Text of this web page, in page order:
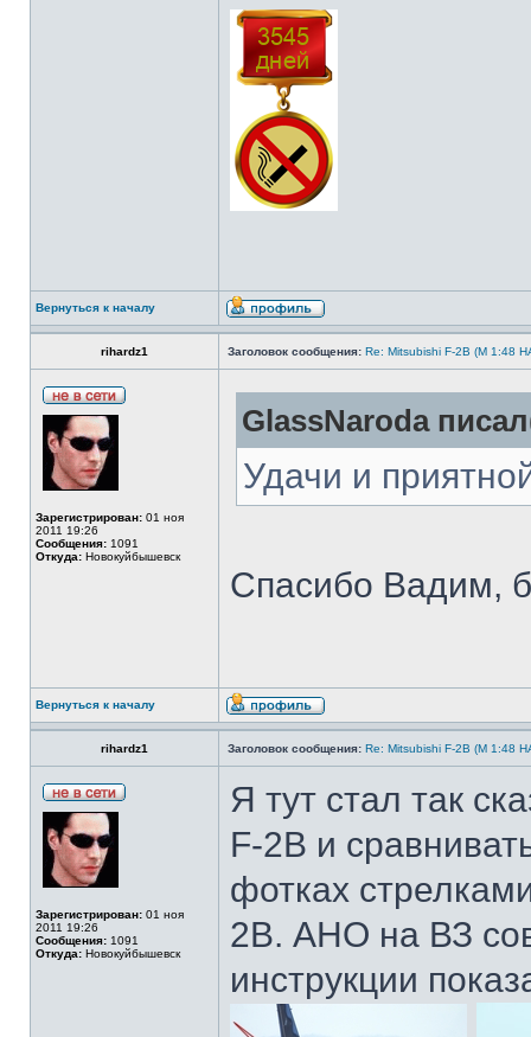
Вернуться к началу
rihardz1 Заголовок сообщения: Re: Mitsubishi F-2B (M 1:48
Зарегистрирован: 01 ноя
2011 19:26
Сообщения: 1091
Откуда: Новокуйбышевск
GlassNaroda
Удачи и
Спасибо Вадим,
Вернуться к началу
rihardz1 Заголовок сообщения: Re: Mitsubishi F-2B (M 1:48
Зарегистрирован: 01 ноя
2011 19:26
Сообщения: 1091
Откуда: Новокуйбышевск
Я тут стал так
F-2B и
фотках
2B. АНО на ВЗ
инструкции